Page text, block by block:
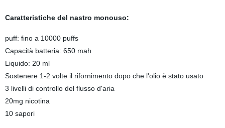
Caratteristiche del nastro monouso:
puff: fino a 10000 puffs
Capacità batteria: 650 mah
Liquido: 20 ml
Sostenere 1-2 volte il rifornimento dopo che l'olio è stato usato
3 livelli di controllo del flusso d'aria
20mg nicotina
10 sapori